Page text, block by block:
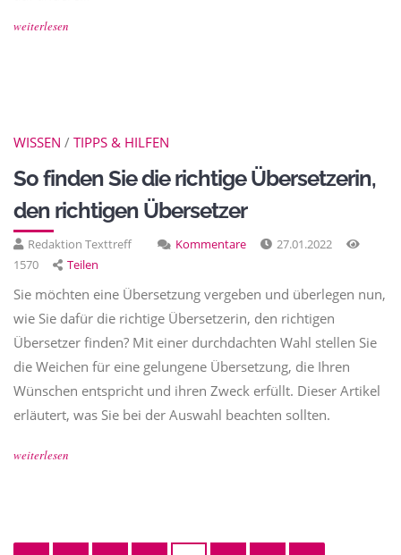
weiterlesen
WISSEN / TIPPS & HILFEN
So finden Sie die richtige Übersetzerin,
den richtigen Übersetzer
Redaktion Texttreff Kommentare
27.01.2022
1570
Teilen
Sie möchten eine Übersetzung vergeben und überlegen nun,
wie Sie dafür die richtige Übersetzerin, den richtigen
Übersetzer finden? Mit einer durchdachten Wahl stellen Sie
die Weichen für eine gelungene Übersetzung, die Ihren
Wünschen entspricht und ihren Zweck erfüllt. Dieser Artikel
erläutert, was Sie bei der Auswahl beachten sollten.
weiterlesen